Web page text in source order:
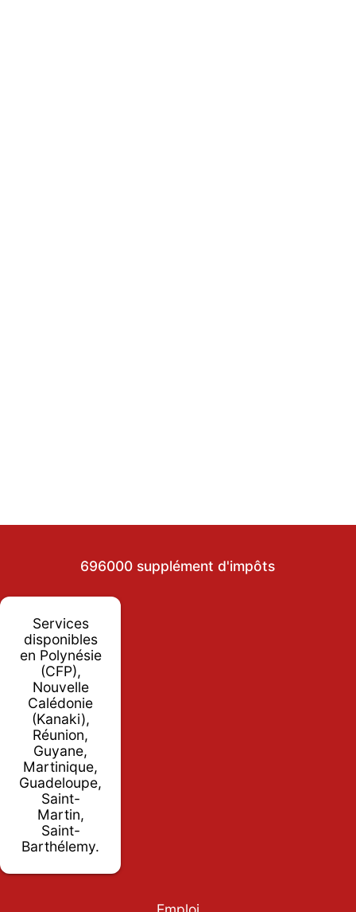
696000 supplément d'impôts
Services
disponibles
en Polynésie
(CFP),
Nouvelle
Calédonie
(Kanaki),
Réunion,
Guyane,
Martinique,
Guadeloupe,
Saint-
Martin,
Saint-
Barthélemy.